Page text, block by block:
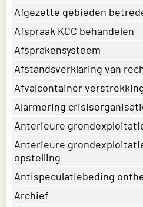
Afgezette gebieden
Afspraak KCC behandelen
Afsprakensysteem
Afstandsverklaring van
Afvalcontainer
Alarmering
Anterieure
Anterieure
opstelling
Antispeculatiebeding
Archief